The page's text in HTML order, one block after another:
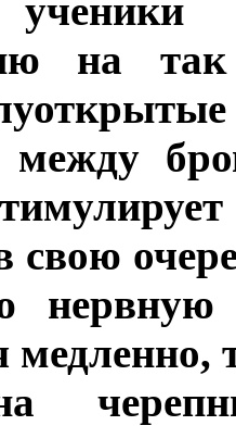
на
между
свою
медленно,